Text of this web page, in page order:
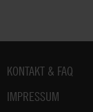
Fußbereich
KONTAKT & FAQ
IMPRESSUM